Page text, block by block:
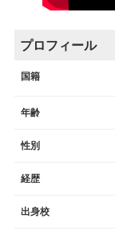
プロフィール
国籍
年齢
性別
経歴
出身校